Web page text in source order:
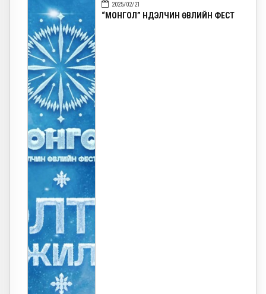
2025/02/21
“МОНГОЛ” НҮҮДЭЛЧИН ӨВЛИЙН ФЕСТ